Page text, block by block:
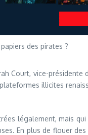
des pirates ?
Court, vice-présidente
illicites
légalement, mais
En plus de flouer